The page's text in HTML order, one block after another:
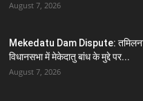
August 7, 2026
Mekedatu Dam Dispute:
विधानसभा में मेकेदातु बांध के मुद्दे पर...
August 7, 2026